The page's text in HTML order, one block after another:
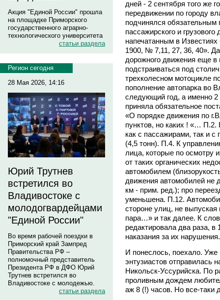
Акция "Единой России" прошла
на площадке Приморского
государственного аграрно-
технологического университета
статьи раздела
Регион сегодня
28 Мая 2026, 14:16
Юрий Трутнев
встретился во
Владивостоке с
молодогвардейцами
"Единой России"
Во время рабочей поездки в
Приморский край Зампред
Правительства РФ –
полномочный представитель
Президента РФ в ДФО Юрий
Трутнев встретился во
Владивостоке с молодежью.
статьи раздела
дней - 2 сентября того же
передвижении по городу
подчинялся обязательным
пассажирского и
напечатанным в
1900, № 7,11, 27, 36, 40».
дорожного движения еще
подстраиваться под
трехколесном мотоцикле
пополнение автопарка во
следующий год, а именно 2
приняла обязательное
«О порядке движения по
пунктов, но каких ! «…
как с пассажирами, так и
(4,5 тонн). П.4. К
лица, которые по осмотру
от таких органических
автомобилем
движения автомобилей не
км - прим. ред.); про
уменьшена. П.12.
стороне улиц, не
пара…» и так далее. К
редактировала два раза, в
наказания за их нарушения.
И понеслось, поехало. Уже
энтузиастов отправилась
Никольск-Уссурийска. По
проливным дождем
аж 8 (!) часов. Но все-таки